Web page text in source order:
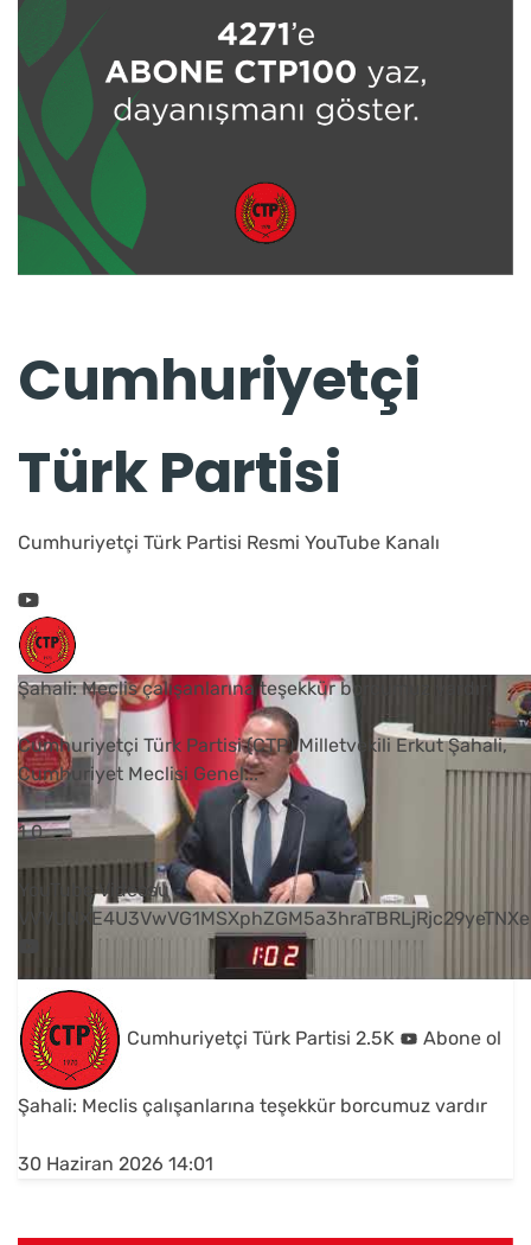
Cumhuriyetçi
Türk Partisi
Cumhuriyetçi Türk Partisi Resmi YouTube Kanalı
Şahali: Meclis çalışanlarına teşekkür borcumuz vardır
Cumhuriyetçi Türk Partisi (CTP) Milletvekili Erkut Şahali,
Cumhuriyet Meclisi Genel...
1 0
YouTube Videosu
Cumhuriyetçi Türk Partisi 2.5K Abone ol
Şahali: Meclis çalışanlarına teşekkür borcumuz vardır
30 Haziran 2026 14:01